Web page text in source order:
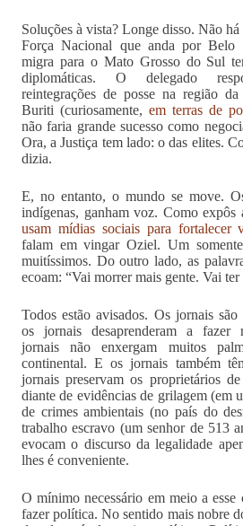
Soluções à vista? Longe disso. Não
Força Nacional que anda por Belo
migra para o Mato Grosso do Sul
diplomáticas. O delegado
reintegrações de posse na região
Buriti (curiosamente,em terras de
não faria grande sucesso como
Ora, a Justiça tem lado: o das elites.
dizia.
E, no entanto, o mundo se move.
indígenas, ganham voz. Como
usam mídias sociais para fortalecer
falam em vingar Oziel. Um
muitíssimos. Do outro lado, as
ecoam: “Vai morrer mais gente. Vai ter
Todos estão avisados. Os jornais são
os jornais desaprenderam a fazer
jornais não enxergam muitos
continental. E os jornais também
jornais preservam os proprietários
diante de evidências de grilagem (em
de crimes ambientais (no país do
trabalho escravo (um senhor de 513
evocam o discurso da legalidade
lhes é conveniente.
O mínimo necessário em meio a esse
fazer política. No sentido mais nobre